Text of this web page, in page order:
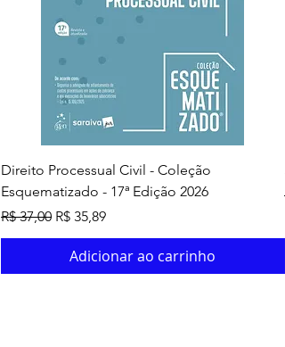
Direito Processual Civil - Coleção
Esquematizado - 17ª Edição 2026
Preço normal
R$ 37,00 Preço promocional
R$ 35,89
Adicionar ao carrinho